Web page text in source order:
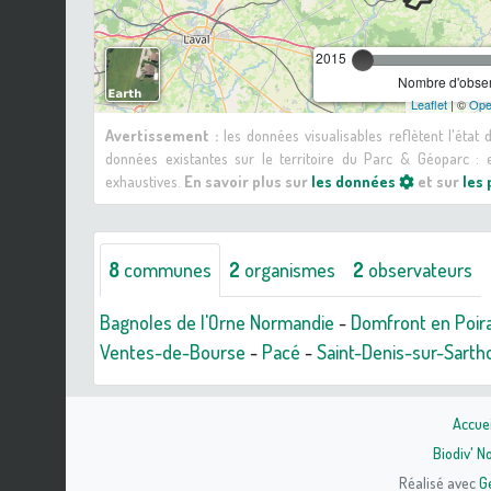
2015
Nombre
Leaflet| ©
Avertissement : les données visualisables reflètent l'état
données existantes sur le territoire du Parc & Géoparc :
exhaustives. En savoir plus sur les données et sur les
8 communes 2 organismes 2 observateurs
Bagnoles de l'Orne Normandie - Domfront en
Ventes-de-Bourse - Pacé -Saint-Denis-sur-
Biodiv'
Réalisé avec